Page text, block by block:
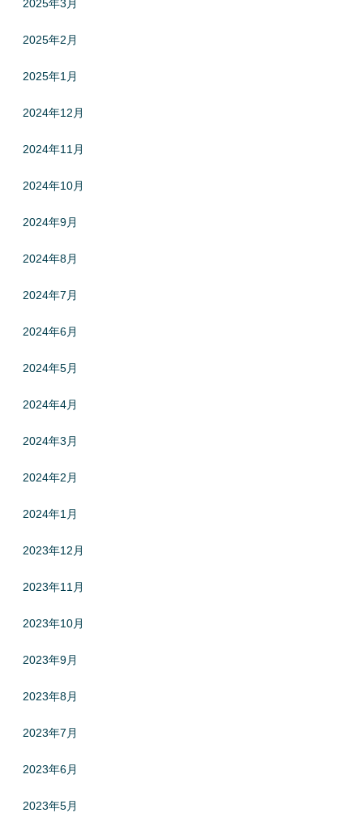
2025年3月
2025年2月
2025年1月
2024年12月
2024年11月
2024年10月
2024年9月
2024年8月
2024年7月
2024年6月
2024年5月
2024年4月
2024年3月
2024年2月
2024年1月
2023年12月
2023年11月
2023年10月
2023年9月
2023年8月
2023年7月
2023年6月
2023年5月